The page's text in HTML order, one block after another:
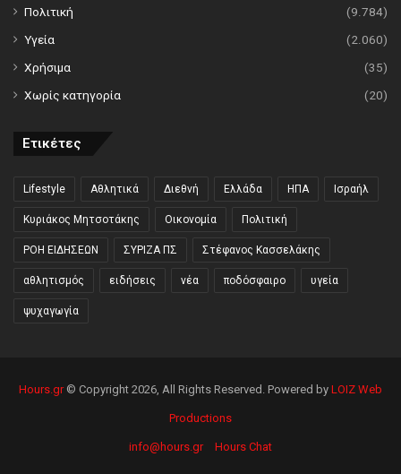
Πολιτική
(9.784)
Υγεία
(2.060)
Χρήσιμα
(35)
Χωρίς κατηγορία
(20)
Ετικέτες
Lifestyle Αθλητικά Διεθνή Ελλάδα ΗΠΑ Ισραήλ
Κυριάκος Μητσοτάκης Οικονομία Πολιτική
ΡΟΗ ΕΙΔΗΣΕΩΝ ΣΥΡΙΖΑ ΠΣ Στέφανος Κασσελάκης
αθλητισμός ειδήσεις νέα ποδόσφαιρο υγεία
ψυχαγωγία
Hours.gr© Copyright 2026, All Rights Reserved. Powered by LOIZ Web
Productions
info@hours.gr Hours Chat